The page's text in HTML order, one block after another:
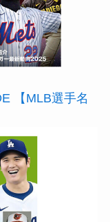
【MLB選手名